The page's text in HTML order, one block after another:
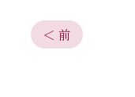
＜ 前